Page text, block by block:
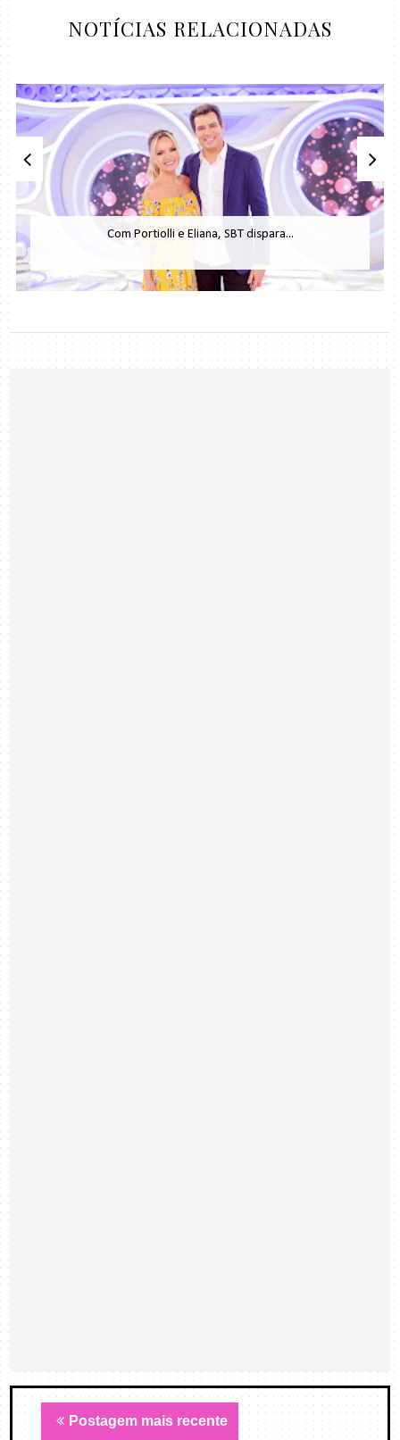
NOTÍCIAS RELACIONADAS
Com Portiolli e Eliana, SBT dispara...
Postagem mais recente